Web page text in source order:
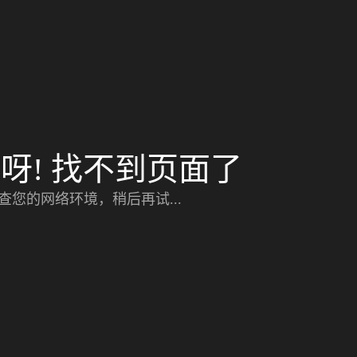
! 找不到页面了
您的网络环境，稍后再试...